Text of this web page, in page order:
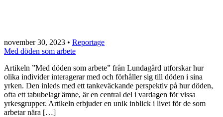
november 30, 2023 • Reportage
Med döden som arbete
Artikeln ”Med döden som arbete” från Lundagård utforskar hur
olika individer interagerar med och förhåller sig till döden i sina
yrken. Den inleds med ett tankeväckande perspektiv på hur döden,
ofta ett tabubelagt ämne, är en central del i vardagen för vissa
yrkesgrupper. Artikeln erbjuder en unik inblick i livet för de som
arbetar nära […]